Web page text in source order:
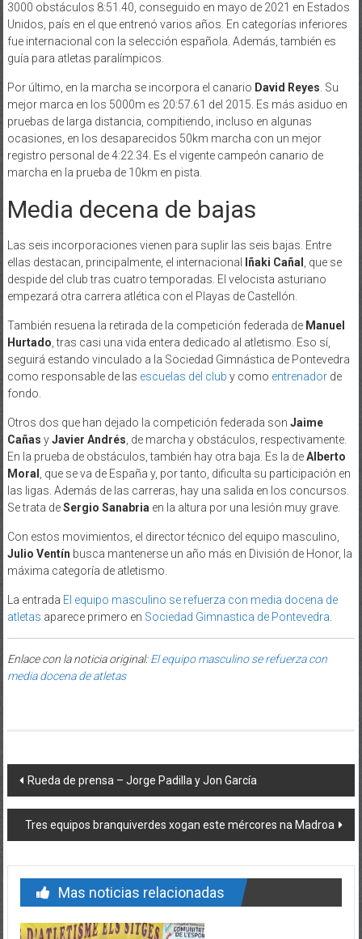
3000 obstáculos 8:51.40, conseguido en mayo de 2021 en Estados
Unidos, país en el que entrenó varios años. En categorías inferiores
fue internacional con la selección española. Además, también es
guía para atletas paralímpicos.
Por último, en la marcha se incorpora el canario David Reyes. Su
mejor marca en los 5000m es 20:57.61 del 2015. Es más asiduo en
pruebas de larga distancia, compitiendo, incluso en algunas
ocasiones, en los desaparecidos 50km marcha con un mejor
registro personal de 4:22.34. Es el vigente campeón canario de
marcha en la prueba de 10km en pista.
Media decena de bajas
Las seis incorporaciones vienen para suplir las seis bajas. Entre
ellas destacan, principalmente, el internacional
Iñaki Cañal , que se
despide del club tras cuatro temporadas. El velocista asturiano
empezará otra carrera atlética con el Playas de Castellón.
También resuena la retirada de la competición federada de Manuel
Hurtado, tras casi una vida entera dedicado al atletismo. Eso sí,
seguirá estando vinculado a la Sociedad Gimnástica de Pontevedra
como responsable de las escuelas del club y como entrenadorde
fondo.
Otros dos que han dejado la competición federada son Jaime
Cañas yJavier Andrés, de marcha y obstáculos, respectivamente.
En la prueba de obstáculos, también hay otra baja. Es la deAlberto
Moral , que se va de España y, por tanto, dificulta su participación en
las ligas. Además de las carreras, hay una salida en los concursos.
Se trata deSergio Sanabriaen la altura por una lesión muy grave.
Con estos movimientos, el director técnico del equipo masculino,
Julio Ventín busca mantenerse un año más en División de Honor, la
máxima categoría de atletismo.
La entrada El equipo masculino se refuerza con media docena de
atletas aparece primero en Sociedad Gimnastica de Pontevedra.
Enlace con la noticia original:El equipo masculino se refuerza con
media docena de atletas
Post navigation
Rueda de prensa – Jorge Padilla y Jon García
Tres equipos branquiverdes xogan este mércores na Madroa
Mas noticias relacionadas